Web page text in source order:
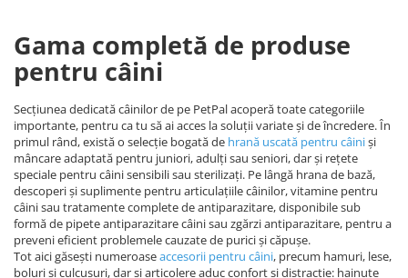
Gama completă de produse
pentru câini
Secțiunea dedicată câinilor de pe PetPal acoperă toate categoriile
importante, pentru ca tu să ai acces la soluții variate și de încredere. În
primul rând, există o selecție bogată de hrană uscată pentru câiniși
mâncare adaptată pentru juniori, adulți sau seniori, dar și rețete
speciale pentru câini sensibili sau sterilizați. Pe lângă hrana de bază,
descoperi și suplimente pentru articulațiile câinilor, vitamine pentru
câini sau tratamente complete de antiparazitare, disponibile sub
formă de pipete antiparazitare câini sau zgărzi antiparazitare, pentru a
preveni eficient problemele cauzate de purici și căpușe.
Tot aici găsești numeroaseaccesorii pentru câini, precum hamuri, lese,
boluri și culcușuri, dar și articolere aduc confort și distracție: hainuțe